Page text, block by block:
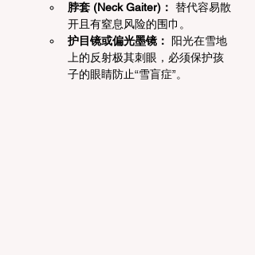
脖套 (Neck Gaiter)： 替代容易散
开且有窒息风险的围巾。
护目镜或偏光墨镜：
阳光在雪地
上的反射极其刺眼，必须保护孩
子的眼睛防止“雪盲症”。